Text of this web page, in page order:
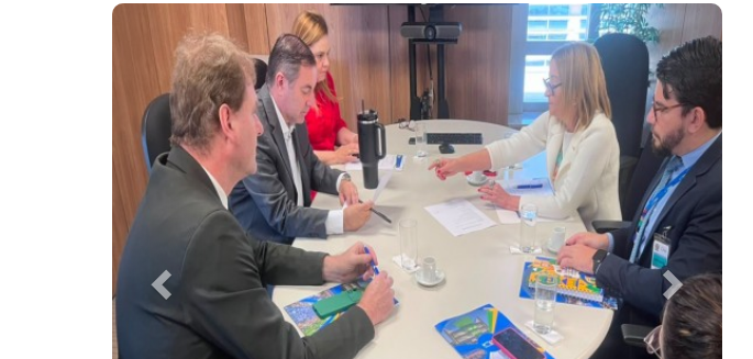
Previous Next